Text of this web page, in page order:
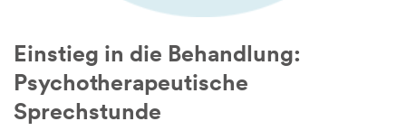
Einstieg in die Behandlung:
Psychotherapeutische
Sprechstunde